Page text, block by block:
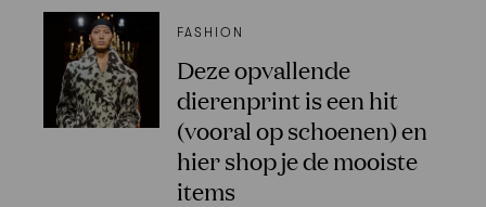
FASHION
Deze opvallende
dierenprint is een hit
(vooral op schoenen) en
hier shop je de mooiste
items